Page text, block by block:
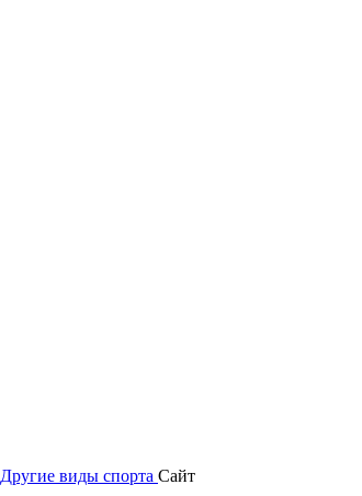
Другие виды спорта Сайт